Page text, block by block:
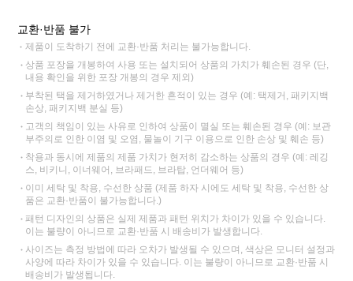
교환·반품 불가
제품이 도착하기 전에 교환·반품 처리는 불가능합니다.
상품 포장을 개봉하여 사용 또는 설치되어 상품의 가치가 훼손된 경우 (단,
내용 확인을 위한 포장 개봉의 경우 제외)
부착된 택을 제거하였거나 제거한 흔적이 있는 경우 (예: 택제거, 패키지백
손상, 패키지백 분실 등)
고객의 책임이 있는 사유로 인하여 상품이 멸실 또는 훼손된 경우 (예: 보관
부주의로 인한 이염 및 오염, 물놀이 기구 이용으로 인한 손상 및 훼손 등)
착용과 동시에 제품의 제품 가치가 현저히 감소하는 상품의 경우 (예: 레깅
스, 비키니, 이너웨어, 브라패드, 브라탑, 언더웨어 등)
이미 세탁 및 착용, 수선한 상품 (제품 하자 시에도 세탁 및 착용, 수선한 상
품은 교환·반품이 불가능합니다.)
패턴 디자인의 상품은 실제 제품과 패턴 위치가 차이가 있을 수 있습니다.
이는 불량이 아니므로 교환·반품 시 배송비가 발생합니다.
사이즈는 측정 방법에 따라 오차가 발생될 수 있으며, 색상은 모니터 설정과
사양에 따라 차이가 있을 수 있습니다. 이는 불량이 아니므로 교환·반품 시
배송비가 발생됩니다.